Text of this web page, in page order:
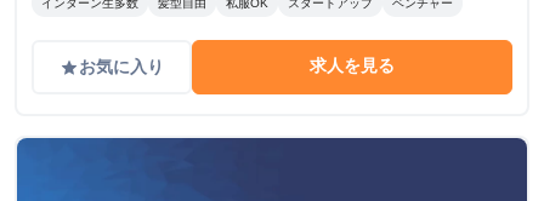
インターン生多数 髪型自由 私服OK スタートアップ ベンチャー
gradeお気に入り 求人を見る